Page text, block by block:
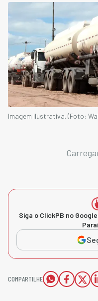
Imagem ilustrativa. (Foto:
Siga o ClickPB no
COMPARTILHE